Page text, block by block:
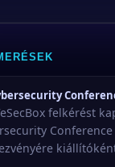
felkérést